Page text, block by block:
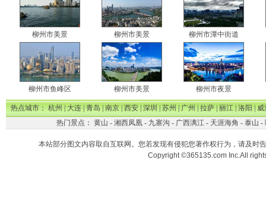
柳州市美景 柳州市美景 柳州市潭中街道
柳州市鱼峰区 柳州市美景 柳州市夜景
热点城市：杭州|大连|青岛|南京|西安|深圳|苏州|广州|拉萨|丽江|洛阳|威
热门景点： 黄山 - 湘西凤凰- 九寨沟 - 广西漓江- 天涯海角 - 泰山 -
本站部分图文内容取自互联网。您若发现有侵犯您著作权行为，请及时
Copyright ©365135.com Inc.All